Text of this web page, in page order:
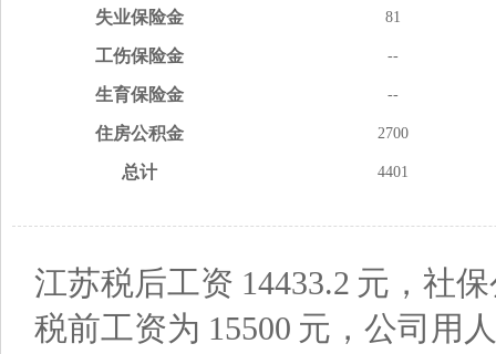
失业保险金 81
工伤保险金 --
生育保险金 --
住房公积金 2700
总计 4401
江苏税后工资 14433.2 元，社
税前工资为 15500 元，公司用